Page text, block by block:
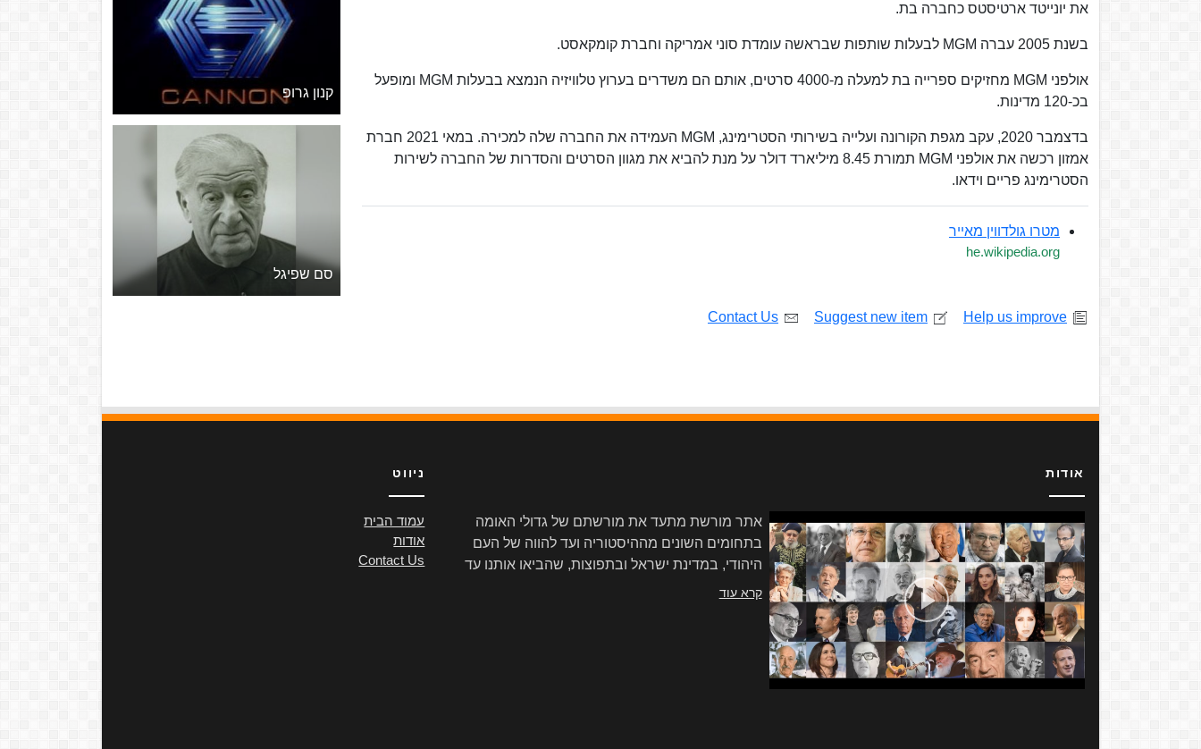
את יונייטד ארטיסטס כחברה בת.
בשנת 2005 עברה MGM לבעלות שותפות שבראשה עומדת סוני אמריקה וחברת קומקאסט.
אולפני MGM מחזיקים ספרייה בת למעלה מ-4000 סרטים, אותם הם משדרים בערוץ טלוויזיה הנמצא בבעלות MGM ומופעל
בכ-120 מדינות.
בדצמבר 2020, עקב מגפת הקורונה ועלייה בשירותי הסטרימינג, MGM העמידה את החברה שלה למכירה. במאי 2021 חברת
אמזון רכשה את אולפני MGM תמורת 8.45 מיליארד דולר על מנת להביא את מגוון הסרטים והסדרות של החברה לשירות
הסטרימינג פריים וידאו.
מטרו גולדווין מאייר
he.wikipedia.org
Help us improve
Suggest new item
Contact Us
קנון גרופ
סם שפיגל
אודות
אתר מורשת מתעד את מורשתם של גדולי האומה
בתחומים השונים מההיסטוריה ועד להווה של העם
היהודי, במדינת ישראל ובתפוצות, שהביאו אותנו עד
קרא עוד
ניווט
עמוד הבית
אודות
Contact Us